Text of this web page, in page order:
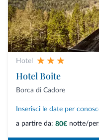
Hotel
Hotel Boite
Borca di Cadore
Inserisci le date per
a partire da: 80€ notte/